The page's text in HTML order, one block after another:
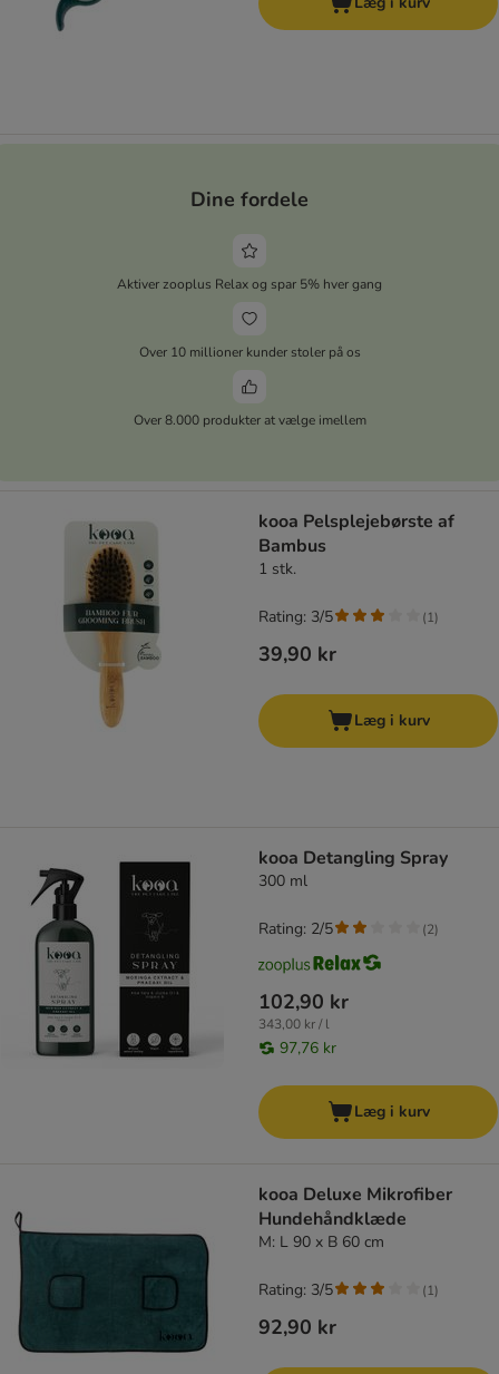
Dine fordele
Aktiver zooplus Relax og spar 5% hver gang
Over 10 millioner kunder stoler på os
Over 8.000 produkter at vælge imellem
kooa Pelsplejebørste af
Bambus
1 stk.
39,90 kr
Rating: 3/5 (1)
Læg i kurv
kooa Detangling Spray
300 ml
102,90 kr
343,00 kr / l
97,76 kr
Rating: 2/5 (2)
Læg i kurv
kooa Deluxe Mikrofiber
Hundehåndklæde
M: L 90 x B 60 cm
92,90 kr
Rating: 3/5 (1)